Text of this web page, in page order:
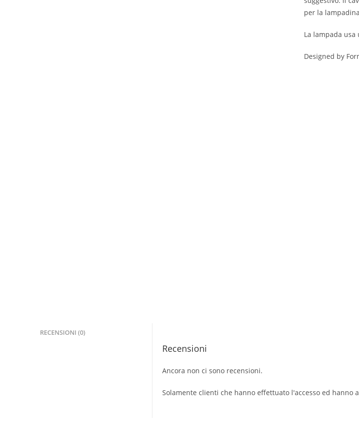
per la
La lampada usa
Designed by
RECENSIONI (0)
Recensioni
Ancora non ci sono recensioni.
Solamente clienti che hanno effettuato l'accesso ed